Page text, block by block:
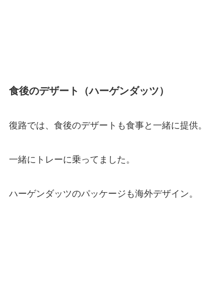
食後のデザート（ハーゲンダッツ）
復路では、食後のデザートも食事と一緒に提供。
一緒にトレーに乗ってました。
ハーゲンダッツのパッケージも海外デザイン。